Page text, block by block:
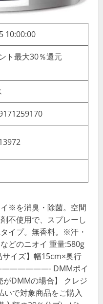
10:00:00
ト最大30％還元
※を消臭・除菌。空間
不使用で、スプレーし
イプ。無香料。※汗・
どのニオイ 重量:580g
イズ】幅15cm×奥行
DMMポイ
がDMMの場合】 クレジ
いで対象商品をご購入